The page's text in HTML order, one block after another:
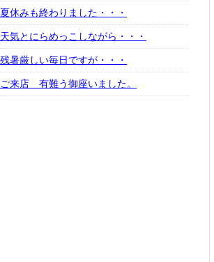
夏休みも終わりました・・・
天気とにらめっこしながら・・・
残暑厳しい毎日ですが・・・
ご来店 有難う御座いました。